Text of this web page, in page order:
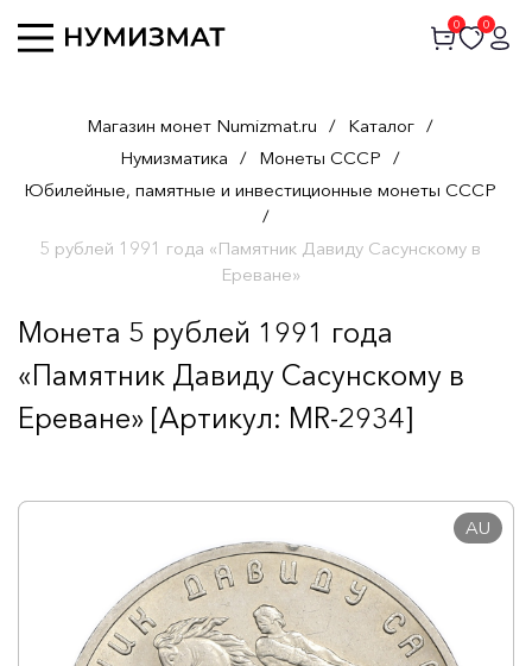
0 0
Магазин монет Numizmat.ru / Каталог /
Нумизматика / Монеты СССР /
Юбилейные, памятные и инвестиционные монеты СССР
/
5 рублей 1991 года «Памятник Давиду Сасунскому в
Ереване»
Монета 5 рублей 1991 года
«Памятник Давиду Сасунскому в
Ереване» [Артикул: MR-2934]
AU